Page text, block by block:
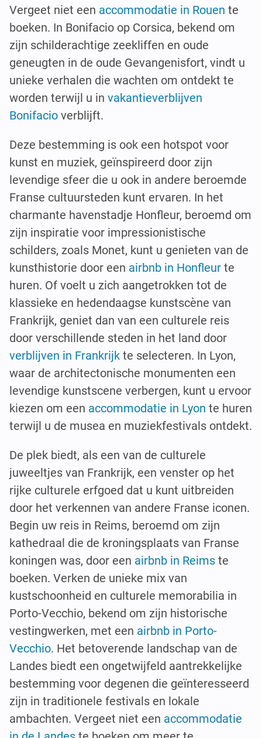
Vergeet niet een accommodatie in Rouen te
boeken. In Bonifacio op Corsica, bekend om
zijn schilderachtige zeekliffen en oude
geneugten in de oude Gevangenisfort, vindt u
unieke verhalen die wachten om ontdekt te
worden terwijl u in vakantieverblijven
Bonifacio verblijft.
Deze bestemming is ook een hotspot voor
kunst en muziek, geïnspireerd door zijn
levendige sfeer die u ook in andere beroemde
Franse cultuursteden kunt ervaren. In het
charmante havenstadje Honfleur, beroemd om
zijn inspiratie voor impressionistische
schilders, zoals Monet, kunt u genieten van de
kunsthistorie door een airbnb in Honfleur te
huren. Of voelt u zich aangetrokken tot de
klassieke en hedendaagse kunstscène van
Frankrijk, geniet dan van een culturele reis
door verschillende steden in het land door
verblijven in Frankrijk te selecteren. In Lyon,
waar de architectonische monumenten een
levendige kunstscene verbergen, kunt u ervoor
kiezen om een accommodatie in Lyon te huren
terwijl u de musea en muziekfestivals ontdekt.
De plek biedt, als een van de culturele
juweeltjes van Frankrijk, een venster op het
rijke culturele erfgoed dat u kunt uitbreiden
door het verkennen van andere Franse iconen.
Begin uw reis in Reims, beroemd om zijn
kathedraal die de kroningsplaats van Franse
koningen was, door een airbnb in Reims te
boeken. Verken de unieke mix van
kustschoonheid en culturele memorabilia in
Porto-Vecchio, bekend om zijn historische
vestingwerken, met een airbnb in Porto-
Vecchio. Het betoverende landschap van de
Landes biedt een ongetwijfeld aantrekkelijke
bestemming voor degenen die geïnteresseerd
zijn in traditionele festivals en lokale
ambachten. Vergeet niet een accommodatie